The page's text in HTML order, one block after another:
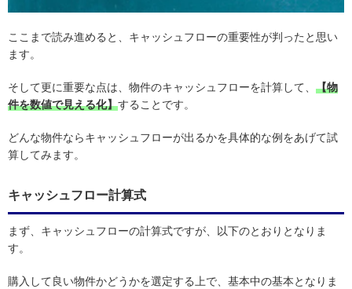
ここまで読み進めると、キャッシュフローの重要性が判ったと思い
ます。
そして更に重要な点は、物件のキャッシュフローを計算して、 【物
件を数値で見える化】することです。
どんな物件ならキャッシュフローが出るかを具体的な例をあげて試
算してみます。
キャッシュフロー計算式
まず、キャッシュフローの計算式ですが、以下のとおりとなりま
す。
購入して良い物件かどうかを選定する上で、基本中の基本となりま